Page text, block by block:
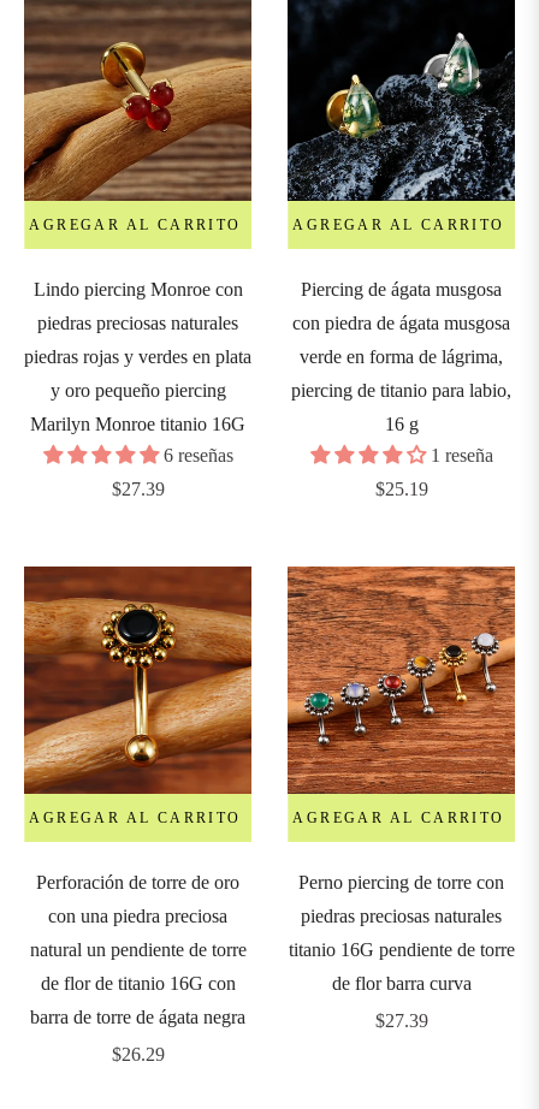
AGREGAR AL CARRITO
Lindo piercing Monroe con
piedras preciosas naturales
piedras rojas y verdes en plata
y oro pequeño piercing
Marilyn Monroe titanio 16G
6 reseñas
Precio
$27.39
AGREGAR AL CARRITO
Piercing de ágata musgosa
con piedra de ágata musgosa
verde en forma de lágrima,
piercing de titanio para labio,
16 g
1 reseña
Precio
$25.19
AGREGAR AL CARRITO
Perforación de torre de oro
con una piedra preciosa
natural un pendiente de torre
de flor de titanio 16G con
barra de torre de ágata negra
Precio
$26.29
AGREGAR AL CARRITO
Perno piercing de torre con
piedras preciosas naturales
titanio 16G pendiente de torre
de flor barra curva
Precio
$27.39